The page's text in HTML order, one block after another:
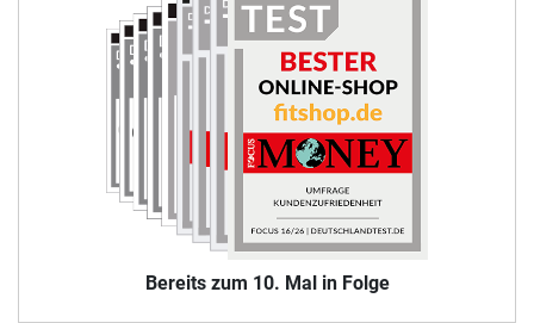
Bereits zum 10. Mal in Folge